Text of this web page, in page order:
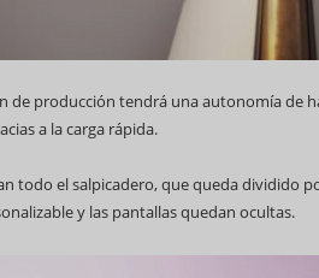
de producción tendrá una autonomía de
a la carga rápida.
todo el salpicadero, que queda dividido
y las pantallas quedan ocultas.